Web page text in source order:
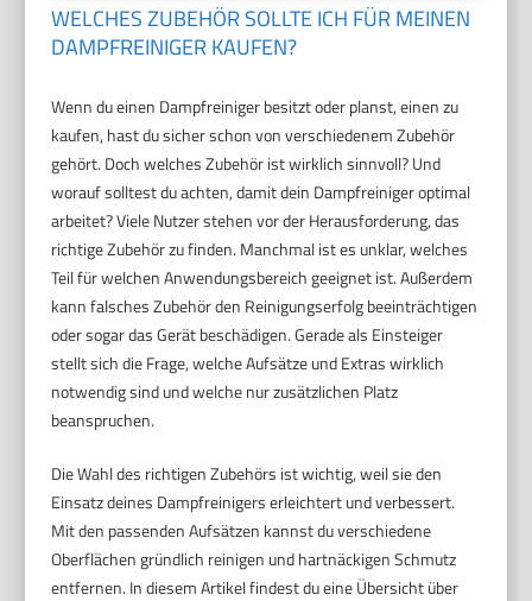
WELCHES ZUBEHÖR SOLLTE ICH FÜR MEINEN
DAMPFREINIGER KAUFEN?
Wenn du einen Dampfreiniger besitzt oder planst, einen zu
kaufen, hast du sicher schon von verschiedenem Zubehör
gehört. Doch welches Zubehör ist wirklich sinnvoll? Und
worauf solltest du achten, damit dein Dampfreiniger optimal
arbeitet? Viele Nutzer stehen vor der Herausforderung, das
richtige Zubehör zu finden. Manchmal ist es unklar, welches
Teil für welchen Anwendungsbereich geeignet ist. Außerdem
kann falsches Zubehör den Reinigungserfolg beeinträchtigen
oder sogar das Gerät beschädigen. Gerade als Einsteiger
stellt sich die Frage, welche Aufsätze und Extras wirklich
notwendig sind und welche nur zusätzlichen Platz
beanspruchen.
Die Wahl des richtigen Zubehörs ist wichtig, weil sie den
Einsatz deines Dampfreinigers erleichtert und verbessert.
Mit den passenden Aufsätzen kannst du verschiedene
Oberflächen gründlich reinigen und hartnäckigen Schmutz
entfernen. In diesem Artikel findest du eine Übersicht über